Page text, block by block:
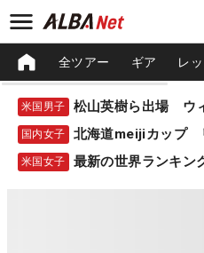
全ツアー ギア レ
米国男子
国内女子 北海道meijiカップ
米国女子 最新の世界ランキン